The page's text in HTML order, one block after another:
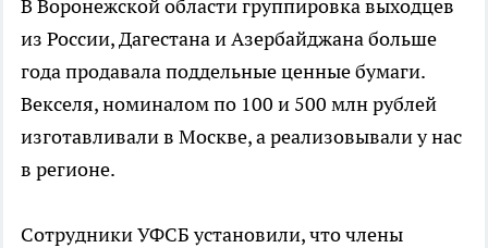
В Воронежской области группировка выходцев
из России, Дагестана и Азербайджана больше
года продавала поддельные ценные бумаги.
Векселя, номиналом по 100 и 500 млн рублей
изготавливали в Москве, а реализовывали у нас
в регионе.
Сотрудники УФСБ установили, что члены